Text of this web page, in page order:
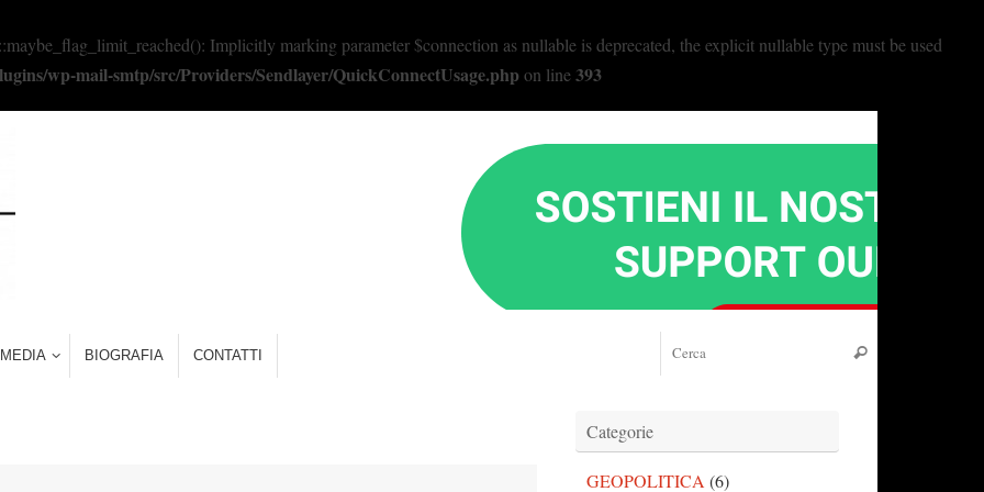
Implicitly marking parameter $connection as nullable is deprecated, the explicit nullable type must be used
wp-mail-smtp/src/Providers/Sendlayer/QuickConnectUsage.php on line393
MEDIA BIOGRAFIA CONTATTI Cerca
Categorie
GEOPOLITICA (6)